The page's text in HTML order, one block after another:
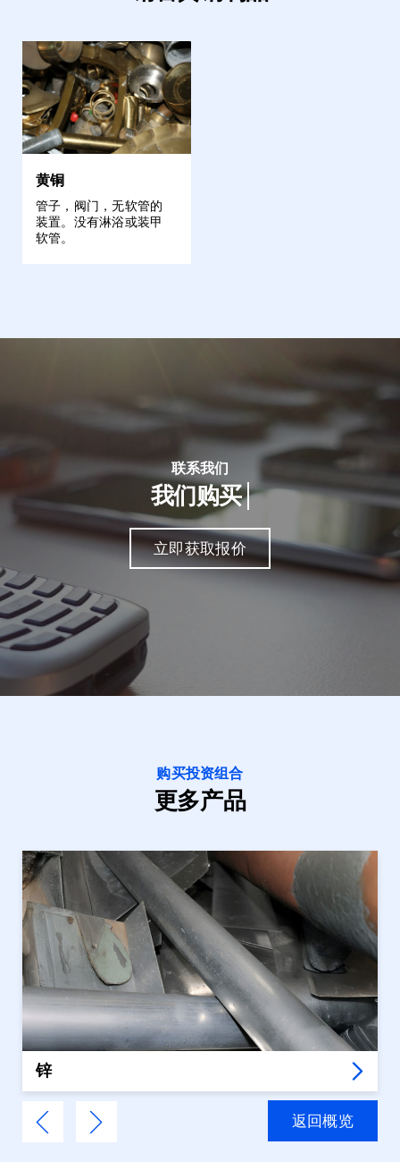
黄铜
管子，阀门，无软管的
装置。没有淋浴或装甲
软管。
联系我们
我们购买
立即获取报价
购买投资组合
更多产品
锌
返回概览